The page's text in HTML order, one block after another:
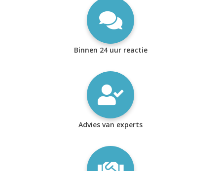
Binnen 24 uur reactie
Advies van experts